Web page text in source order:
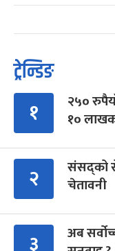
ट्रेन्डिङ
१
२५०
१०
२
संसद्को
चेतावनी
३
अब